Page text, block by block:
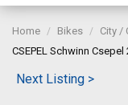
Home Bikes
City /
CSEPEL Schwinn
Next Listing >